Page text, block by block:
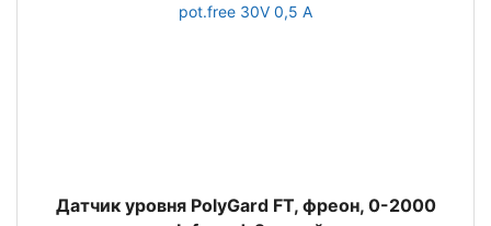
Датчик уровня PolyGard FT, фреон, 0-2000